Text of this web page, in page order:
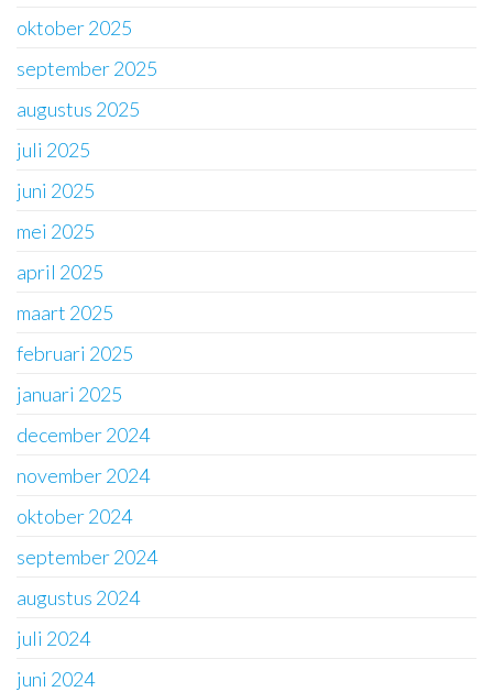
oktober 2025
september 2025
augustus 2025
juli 2025
juni 2025
mei 2025
april 2025
maart 2025
februari 2025
januari 2025
december 2024
november 2024
oktober 2024
september 2024
augustus 2024
juli 2024
juni 2024